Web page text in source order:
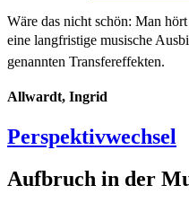
Wäre das nicht schön: Man
eine langfristige musische
genannten Transfereffekten.
Allwardt, Ingrid
Perspektivwechsel
Aufbruch in der